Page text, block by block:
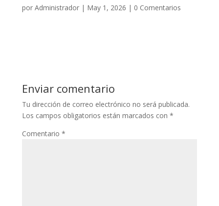
por Administrador| May 1, 2026 | 0 Comentarios
Enviar comentario
Tu dirección de correo electrónico no será publicada.
Los campos obligatorios están marcados con *
Comentario *